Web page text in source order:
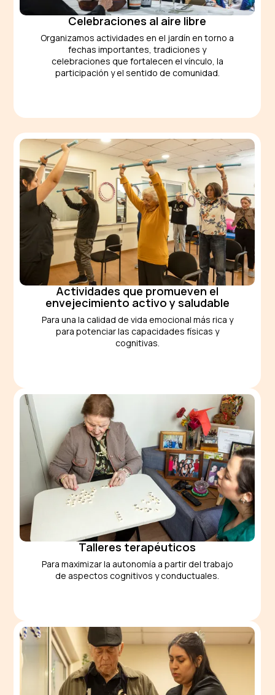
Celebraciones al aire libre
Organizamos actividades en el jardín en torno a
fechas importantes, tradiciones y
celebraciones que fortalecen el vínculo, la
participación y el sentido de comunidad.
Actividades que promueven el
envejecimiento activo y saludable
Para una la calidad de vida emocional más rica y
para potenciar las capacidades físicas y
cognitivas.
Talleres terapéuticos
Para maximizar la autonomía a partir del trabajo
de aspectos cognitivos y conductuales.